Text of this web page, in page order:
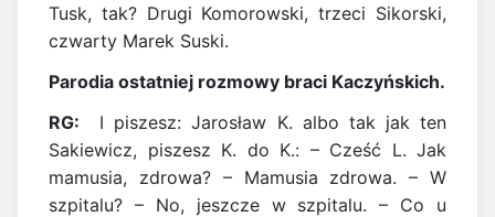
Tusk, tak? Drugi Komorowski, trzeci Sikorski,
czwarty Marek Suski.
Parodia ostatniej rozmowy braci Kaczyńskich.
RG: I piszesz: Jarosław K. albo tak jak ten
Sakiewicz, piszesz K. do K.: – Cześć L. Jak
mamusia, zdrowa? – Mamusia zdrowa. – W
szpitalu? – No, jeszcze w szpitalu. – Co u